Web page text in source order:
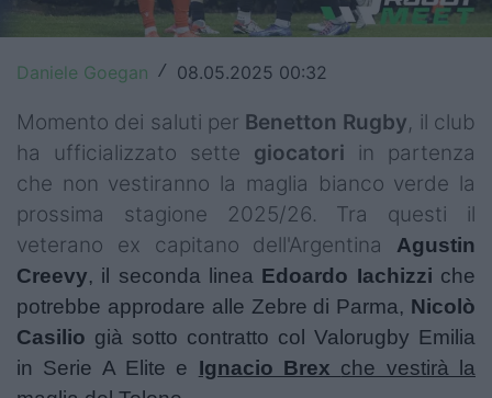
Champions Cup
Challenge Cup
World Rugby
Rugby World Cup
Super Rugby
Rugby in TV
Mercato
Serie A Elite
Daniele Goegan / 08.05.2025 00:32
Momento dei saluti per Benetton Rugby, il club
ha ufficializzato sette giocatori in partenza
che non vestiranno la maglia bianco verde la
prossima stagione 2025/26. Tra questi il
veterano ex capitano dell'Argentina Agustin
Creevy, il seconda linea Edoardo Iachizzi che
potrebbe approdare alle Zebre di Parma, Nicolò
Casilio già sotto contratto col Valorugby Emilia
in Serie A Elite e Ignacio Brex che vestirà la